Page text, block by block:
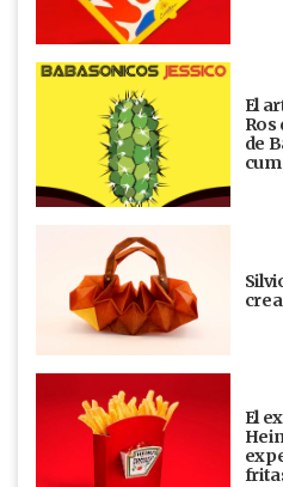
El
Ros
de
El